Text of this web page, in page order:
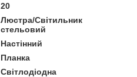
20
Люстра/Світильник
стельовий
Настінний
Планка
Світлодіодна